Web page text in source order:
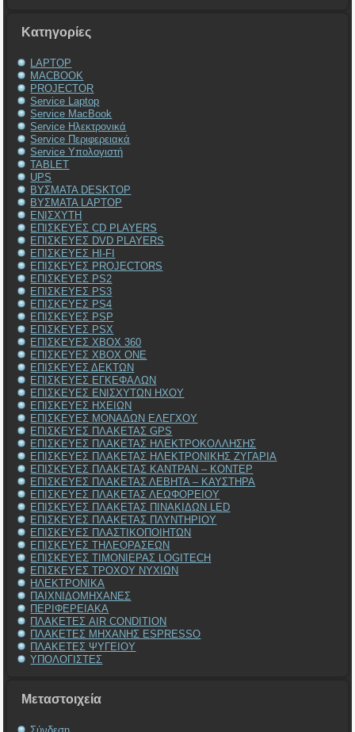
Kατηγορίες
LAPTOP
MACBOOK
PROJECTOR
Service Laptop
Service MacBook
Service Ηλεκτρονικά
Service Περιφερειακά
Service Υπολογιστή
TABLET
UPS
ΒΥΣΜΑΤΑ DESKTOP
ΒΥΣΜΑΤΑ LAPTOP
ΕΝΙΣΧΥΤΗ
ΕΠΙΣΚΕΥΕΣ CD PLAYERS
ΕΠΙΣΚΕΥΕΣ DVD PLAYERS
ΕΠΙΣΚΕΥΕΣ HI-FI
ΕΠΙΣΚΕΥΕΣ PROJECTORS
ΕΠΙΣΚΕΥΕΣ PS2
ΕΠΙΣΚΕΥΕΣ PS3
ΕΠΙΣΚΕΥΕΣ PS4
ΕΠΙΣΚΕΥΕΣ PSP
ΕΠΙΣΚΕΥΕΣ PSX
ΕΠΙΣΚΕΥΕΣ XBOX 360
ΕΠΙΣΚΕΥΕΣ XBOX ONE
ΕΠΙΣΚΕΥΕΣ ΔΕΚΤΩΝ
ΕΠΙΣΚΕΥΕΣ ΕΓΚΕΦΑΛΩΝ
ΕΠΙΣΚΕΥΕΣ ΕΝΙΣΧΥΤΩΝ ΗΧΟΥ
ΕΠΙΣΚΕΥΕΣ ΗΧΕΙΩΝ
ΕΠΙΣΚΕΥΕΣ ΜΟΝΑΔΩΝ ΕΛΕΓΧΟΥ
ΕΠΙΣΚΕΥΕΣ ΠΛΑΚΕΤΑΣ GPS
ΕΠΙΣΚΕΥΕΣ ΠΛΑΚΕΤΑΣ ΗΛΕΚΤΡΟΚΟΛΛΗΣΗΣ
ΕΠΙΣΚΕΥΕΣ ΠΛΑΚΕΤΑΣ ΗΛΕΚΤΡΟΝΙΚΗΣ ΖΥΓΑΡΙΑ
ΕΠΙΣΚΕΥΕΣ ΠΛΑΚΕΤΑΣ ΚΑΝΤΡΑΝ – ΚΟΝΤΕΡ
ΕΠΙΣΚΕΥΕΣ ΠΛΑΚΕΤΑΣ ΛΕΒΗΤΑ – ΚΑΥΣΤΗΡΑ
ΕΠΙΣΚΕΥΕΣ ΠΛΑΚΕΤΑΣ ΛΕΩΦΟΡΕΙΟΥ
ΕΠΙΣΚΕΥΕΣ ΠΛΑΚΕΤΑΣ ΠΙΝΑΚΙΔΩΝ LED
ΕΠΙΣΚΕΥΕΣ ΠΛΑΚΕΤΑΣ ΠΛΥΝΤΗΡΙΟΥ
ΕΠΙΣΚΕΥΕΣ ΠΛΑΣΤΙΚΟΠΟΙΗΤΩΝ
ΕΠΙΣΚΕΥΕΣ ΤΗΛΕΟΡΑΣΕΩΝ
ΕΠΙΣΚΕΥΕΣ ΤΙΜΟΝΙΕΡΑΣ LOGITECH
ΕΠΙΣΚΕΥΕΣ ΤΡΟΧΟΥ ΝΥΧΙΩΝ
ΗΛΕΚΤΡΟΝΙΚΑ
ΠΑΙΧΝΙΔΟΜΗΧΑΝΕΣ
ΠΕΡΙΦΕΡΕΙΑΚΑ
ΠΛΑΚΕΤΕΣ AIR CONDITION
ΠΛΑΚΕΤΕΣ ΜΗΧΑΝΗΣ ESPRESSO
ΠΛΑΚΕΤΕΣ ΨΥΓΕΙΟΥ
ΥΠΟΛΟΓΙΣΤΕΣ
Μεταστοιχεία